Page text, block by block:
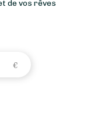
de vos rêves